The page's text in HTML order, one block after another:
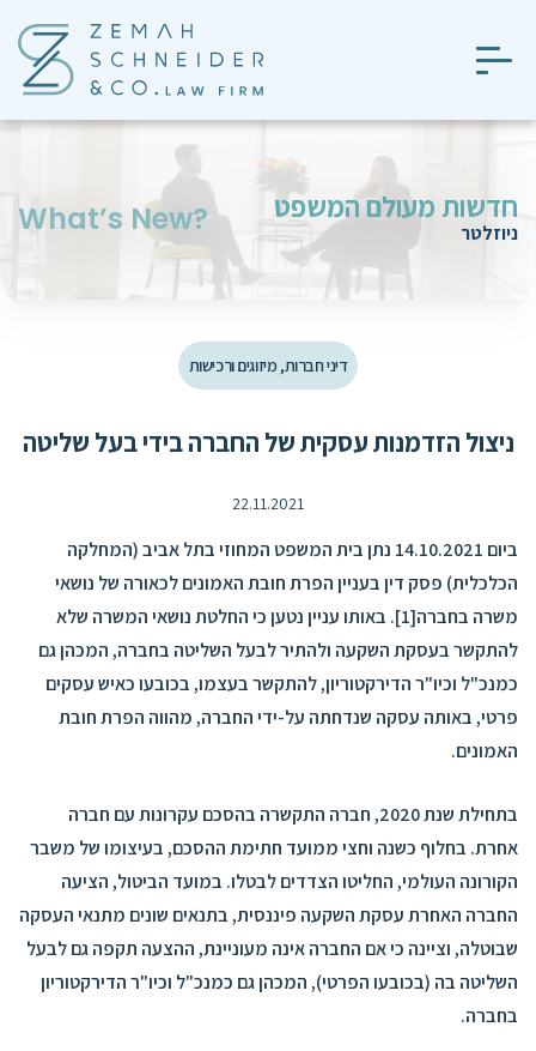
חדשות מעולם המשפט
ניוזלטר ?What’s New
דיני חברות, מיזוגים ורכישות
ניצול הזדמנות עסקית של החברה בידי בעל שליטה
22.11.2021
ביום 14.10.2021 נתן בית המשפט המחוזי בתל אביב (המחלקה
הכלכלית) פסק דין בעניין הפרת חובת האמונים לכאורה של נושאי
משרה בחברה[1]. באותו עניין נטען כי החלטת נושאי המשרה שלא
להתקשר בעסקת השקעה ולהתיר לבעל השליטה בחברה, המכהן גם
כמנכ"ל וכיו"ר הדירקטוריון, להתקשר בעצמו, בכובעו כאיש עסקים
פרטי, באותה עסקה שנדחתה על-ידי החברה, מהווה הפרת חובת
האמונים.
בתחילת שנת 2020, חברה התקשרה בהסכם עקרונות עם חברה
אחרת. בחלוף כשנה וחצי ממועד חתימת ההסכם, בעיצומו של משבר
הקורונה העולמי, החליטו הצדדים לבטלו. במועד הביטול, הציעה
החברה האחרת עסקת השקעה פיננסית, בתנאים שונים מתנאי העסקה
שבוטלה, וציינה כי אם החברה אינה מעוניינת, ההצעה תקפה גם לבעל
השליטה בה (בכובעו הפרטי), המכהן גם כמנכ"ל וכיו"ר הדירקטוריון
בחברה.